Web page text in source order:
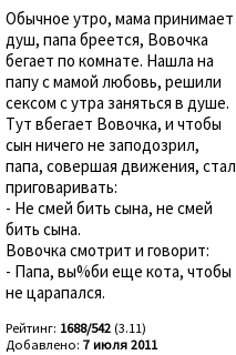
Обычное утро, мама принимает
душ, папа бреется, Вовочка
бегает по комнате. Нашла на
папу с мамой любовь, решили
сексом с утра заняться в душе.
Тут вбегает Вовочка, и чтобы
сын ничего не заподозрил,
папа, совершая движения, стал
приговаривать:
- Не смей бить сына, не смей
бить сына.
Вовочка смотрит и говорит:
- Папа, вы%би еще кота, чтобы
не царапался.
Рейтинг: 1688/542 (3.11)
Добавлено: 7 июля 2011